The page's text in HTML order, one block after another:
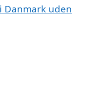
Danmark uden